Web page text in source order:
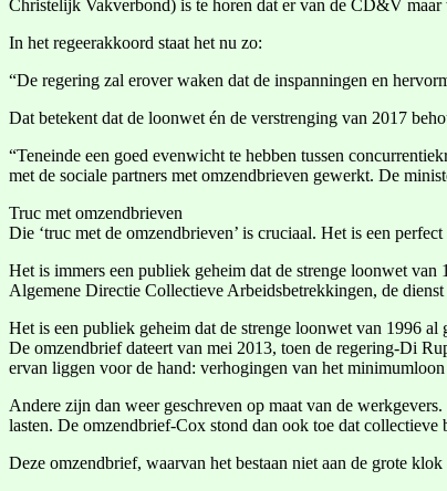
Christelijk Vakverbond) is te horen dat er van de CD&V
In het regeerakkoord staat het nu zo:
“De regering zal erover waken dat de inspanningen en
Dat betekent dat de loonwet én de verstrenging van 2017
“Teneinde een goed evenwicht te hebben tussen
met de sociale partners met omzendbrieven gewerkt. De
Truc met omzendbrieven
Die ‘truc met de omzendbrieven’ is cruciaal. Het is een
Het is immers een publiek geheim dat de strenge loonwet
Algemene Directie Collectieve Arbeidsbetrekkingen, de
Het is een publiek geheim dat de strenge loonwet van 1996
De omzendbrief dateert van mei 2013, toen de regering-Di
ervan liggen voor de hand: verhogingen van het
Andere zijn dan weer geschreven op maat van de
lasten. De omzendbrief-Cox stond dan ook toe dat
Deze omzendbrief, waarvan het bestaan niet aan de grote